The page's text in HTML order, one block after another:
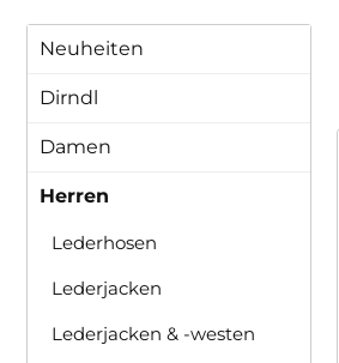
Neuheiten
Dirndl
Damen
Herren
Lederhosen
Lederjacken
Lederjacken & -westen